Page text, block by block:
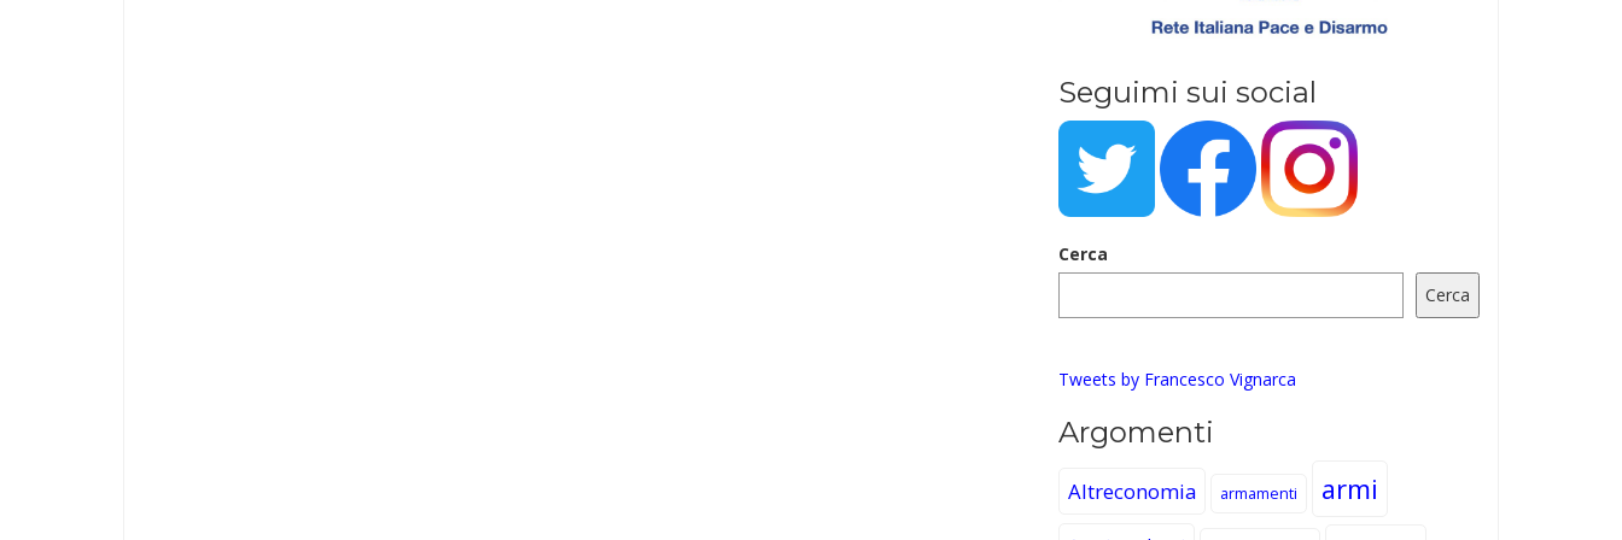
Seguimi sui social
Cerca
Cerca
Tweets by Francesco Vignarca
Argomenti
Altreconomia armamenti armi